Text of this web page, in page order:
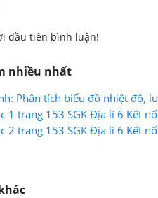
đầu tiên bình luận!
nhiều nhất
Phân tích biểu đồ nhiệt độ,
1 trang 153 SGK Địa lí 6 Kết
2 trang 153 SGK Địa lí 6 Kết